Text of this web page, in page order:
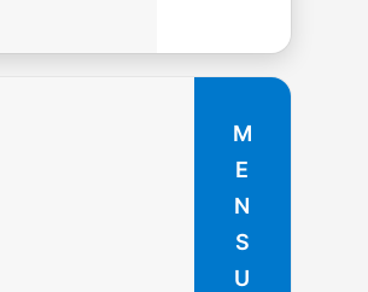
M
E
N
S
U